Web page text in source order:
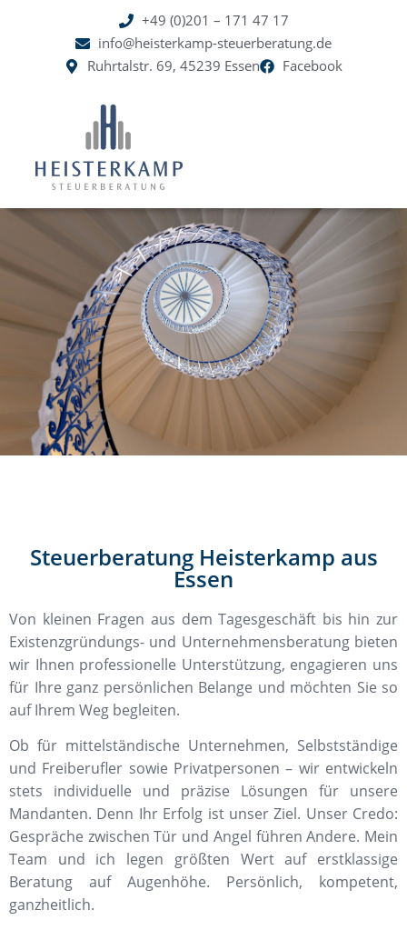
+49 (0)201 – 171 47 17
info@heisterkamp-steuerberatung.de
Ruhrtalstr. 69, 45239 Essen
Facebook
Startseite
Steuerberatung Heisterkamp aus
Essen
Von kleinen Fragen aus dem Tagesgeschäft bis hin zur
Existenzgründungs- und Unternehmensberatung bieten
wir Ihnen professionelle Unterstützung, engagieren uns
für Ihre ganz persönlichen Belange und möchten Sie so
auf Ihrem Weg begleiten.
Ob für mittelständische Unternehmen, Selbstständige
und Freiberufler sowie Privatpersonen – wir entwickeln
stets individuelle und präzise Lösungen für unsere
Mandanten. Denn Ihr Erfolg ist unser Ziel. Unser Credo:
Gespräche zwischen Tür und Angel führen Andere. Mein
Team und ich legen größten Wert auf erstklassige
Beratung auf Augenhöhe. Persönlich, kompetent,
ganzheitlich.